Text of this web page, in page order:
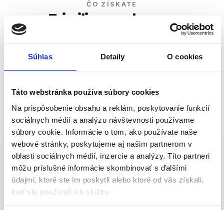
Súhlas Detaily O cookies
Táto webstránka používa súbory cookies
Na prispôsobenie obsahu a reklám, poskytovanie funkcií
sociálnych médií a analýzu návštevnosti používame
súbory cookie. Informácie o tom, ako používate naše
webové stránky, poskytujeme aj našim partnerom v
oblasti sociálnych médií, inzercie a analýzy. Títo partneri
môžu príslušné informácie skombinovať s ďalšími
údajmi, ktoré ste im poskytli alebo ktoré od vás získali,
keď ste používali ich služby.
ČO ZÍSKATE
Tri piliere webu pre
ambicióznych podnikateľov
Kombinujeme biznisové myslenie, špičkový dizajn a
ale ako
dlhodobé aktívum vašej firmy
Líder v očiach klienta
Od prvého scrollu je jasné, s kým má návštevník
dočinenia. Jasne vystavaný príbeh značky,
premyslené vizuály a texty, ktoré hovoria jazykom